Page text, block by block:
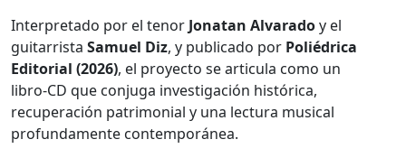
Interpretado por el tenor Jonatan Alvaradoy el
guitarrista Samuel Diz, y publicado por Poliédrica
Editorial (2026), el proyecto se articula como un
libro‑CD que conjuga investigación histórica,
recuperación patrimonial y una lectura musical
profundamente contemporánea.